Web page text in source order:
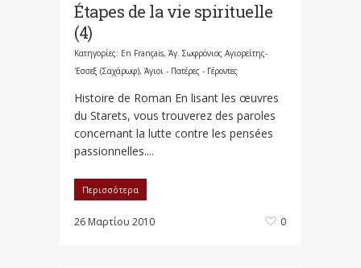
Étapes de la vie spirituelle
(4)
Κατηγορίες: En Français, Άγ. Σωφρόνιος Αγιορείτης-
'Εσσεξ (Σαχάρωφ), Άγιοι - Πατέρες - Γέροντες
Histoire de Roman En lisant les œuvres
du Starets, vous trouverez des paroles
concernant la lutte contre les pensées
passionnelles....
Περισσότερα
26 Μαρτίου 2010 0